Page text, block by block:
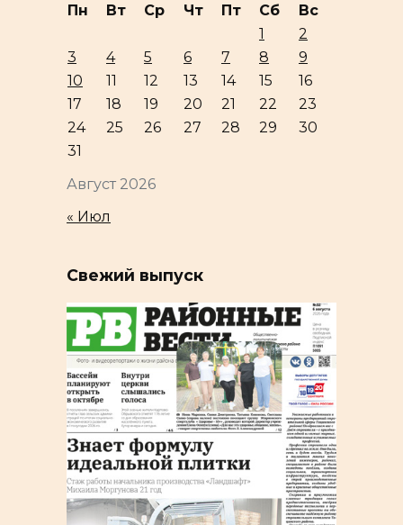
Август 2026
Пн Вт Ср Чт Пт Сб
Вс
1
2
3
4 5 6 7 8
9
10
11 12 13 14 15
16
17
18 19 20 21 22
23
24
25 26 27 28 29
30
31
« Июл
Свежий выпуск